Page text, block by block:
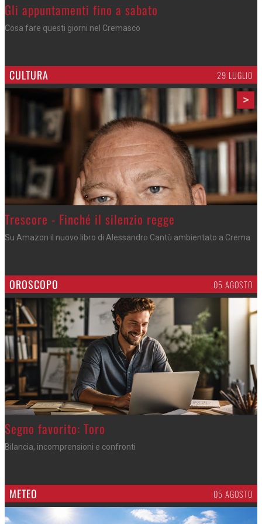
Gli appuntamenti fino a sabato
Cosa fare questi giorni nel Cremasco
CULTURA 29 LUGLIO
>
Trescore - Finché il silenzio regge
Su Amazon il nuovo libro di Alessandro Cantù ambientato a Crema
OROSCOPO 05 AGOSTO
>
Segno favorito: Toro
Bilancia, incomprensioni e confronti
METEO 05 AGOSTO